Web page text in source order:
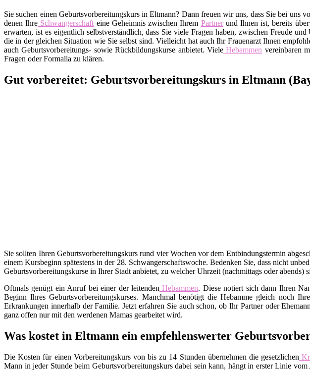
Sie suchen einen Geburtsvorbereitungskurs in Eltmann? Dann freuen wir uns, dass Sie bei uns
denen Ihre Schwangerschaft eine Geheimnis zwischen Ihrem Partnerund Ihnen ist, bereits
erwarten, ist es eigentlich selbstverständlich, dass Sie viele Fragen haben, zwischen Freude
die in der gleichen Situation wie Sie selbst sind. Vielleicht hat auch Ihr Frauenarzt Ihnen
auch Geburtsvorbereitungs- sowie Rückbildungskurse anbietet. VieleHebammen vereinbaren
Fragen oder Formalia zu klären.
Gut vorbereitet: Geburtsvorbereitungskurs in Eltmann
Sie sollten Ihren Geburtsvorbereitungskurs rund vier Wochen vor dem Entbindungstermin
einem Kursbeginn spätestens in der 28. Schwangerschaftswoche. Bedenken Sie, dass nicht
Geburtsvorbereitungskurse in Ihrer Stadt anbietet, zu welcher Uhrzeit (nachmittags oder abends)
Oftmals genügt ein Anruf bei einer der leitenden Hebammen. Diese notiert sich dann Ihren
Beginn Ihres Geburtsvorbereitungskurses. Manchmal benötigt die Hebamme gleich noch
Erkrankungen innerhalb der Familie. Jetzt erfahren Sie auch schon, ob Ihr Partner oder
ganz offen nur mit den werdenen Mamas gearbeitet wird.
Was kostet in Eltmann ein empfehlenswerter
Die Kosten für einen Vorbereitungskurs von bis zu 14 Stunden übernehmen die gesetzlichen
Mann in jeder Stunde beim Geburtsvorbereitungskurs dabei sein kann, hängt in erster Linie